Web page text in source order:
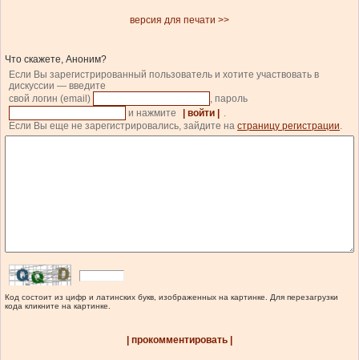
версия для печати >>
Что скажете, Аноним?
Если Вы зарегистрированный пользователь и хотите участвовать в
дискуссии — введите
свой логин (email)
, пароль
и нажмите
| войти |
.
Если Вы еще не зарегистрировались, зайдите на страницу регистрации.
Код состоит из цифр и латинских букв, изображенных на картинке. Для перезагрузки
кода кликните на картинке.
| прокомментировать |